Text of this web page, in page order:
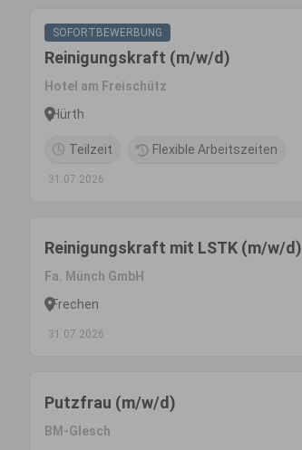
SOFORTBEWERBUNG
Reinigungskraft (m/w/d)
Hotel am Freischütz
Hürth
Teilzeit Flexible Arbeitszeiten
31.07.2026
Reinigungskraft mit LSTK (m/w/d)
Fa. Münch GmbH
Frechen
31.07.2026
Putzfrau (m/w/d)
BM-Glesch